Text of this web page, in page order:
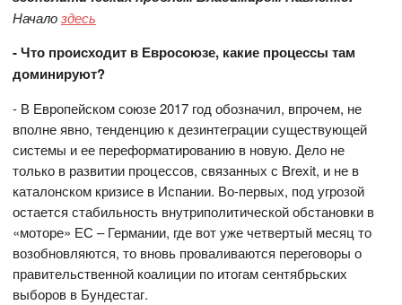
Началоздесь
- Что происходит в Евросоюзе, какие процессы там
доминируют?
- В Европейском союзе 2017 год обозначил, впрочем, не
вполне явно, тенденцию к дезинтеграции существующей
системы и ее переформатированию в новую. Дело не
только в развитии процессов, связанных с Brexit, и не в
каталонском кризисе в Испании. Во-первых, под угрозой
остается стабильность внутриполитической обстановки в
«моторе» ЕС – Германии, где вот уже четвертый месяц то
возобновляются, то вновь проваливаются переговоры о
правительственной коалиции по итогам сентябрьских
выборов в Бундестаг.